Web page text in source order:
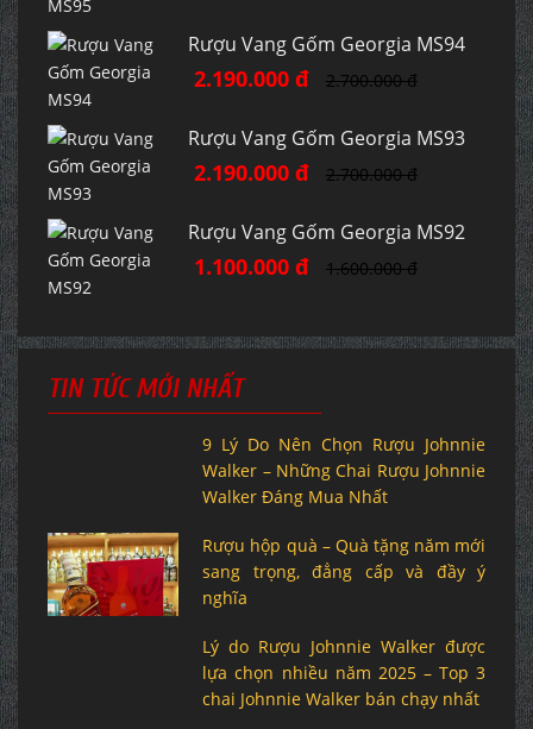
Rượu Vang Gốm Georgia MS94
2.190.000 đ 2.700.000 đ
Rượu Vang Gốm Georgia MS93
2.190.000 đ 2.700.000 đ
Rượu Vang Gốm Georgia MS92
1.100.000 đ 1.600.000 đ
TIN TỨC MỚI NHẤT
9 Lý Do Nên Chọn Rượu Johnnie
Walker – Những Chai Rượu Johnnie
Walker Đáng Mua Nhất
Rượu hộp quà – Quà tặng năm mới
sang trọng, đẳng cấp và đầy ý
nghĩa
Lý do Rượu Johnnie Walker được
lựa chọn nhiều năm 2025 – Top 3
chai Johnnie Walker bán chạy nhất